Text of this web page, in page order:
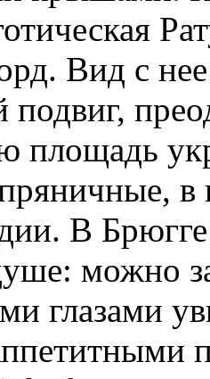
Вид с
площадь
в
В
можно
глазами